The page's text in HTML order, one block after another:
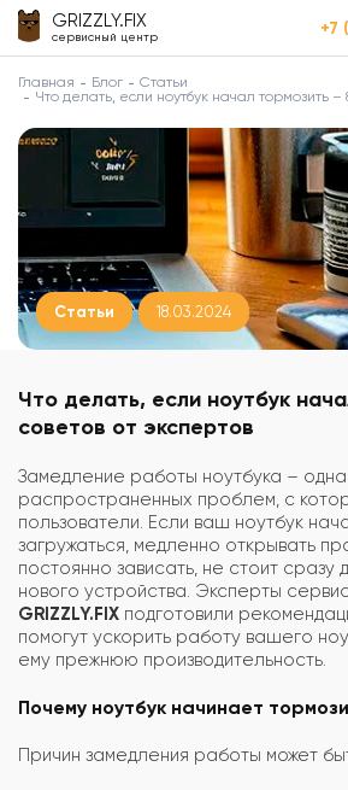
GRIZZLY.FIX
сервисный центр +7
Главная Блог
Статьи
Что делать, если ноутбук начал тормозить –
Статьи 18.03.2024
Что делать, если ноутбук
советов от экспертов
Замедление работы ноутбука –
распространенных проблем, с
пользователи. Если ваш ноутбук
загружаться, медленно открывать
постоянно зависать, не стоит сразу
нового устройства. Эксперты
GRIZZLY.FIX подготовили
помогут ускорить работу вашего
ему прежнюю производительность.
Почему ноутбук начинает
Причин замедления работы может